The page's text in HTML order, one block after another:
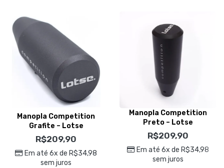
Manopla Competition
Grafite – Lotse
R$209,90
Em até 6x de R$34,98
sem juros
Manopla Competition
Preto – Lotse
R$209,90
Em até 6x de R$34,98
sem juros